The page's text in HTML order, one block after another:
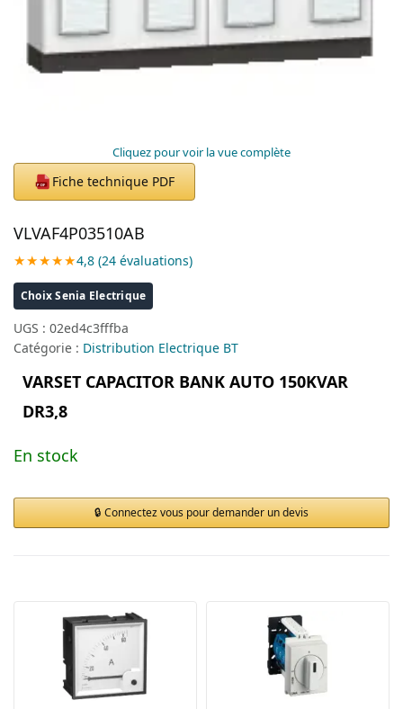
Cliquez pour voir la vue complète
PDF Fiche technique PDF
VLVAF4P03510AB
★★★★★4,8 (24 évaluations)
Choix Senia Electrique
UGS : 02ed4c3fffba
Catégorie : Distribution Electrique BT
VARSET CAPACITOR BANK AUTO 150KVAR
DR3,8
En stock
Connectez vous pour demander un devis